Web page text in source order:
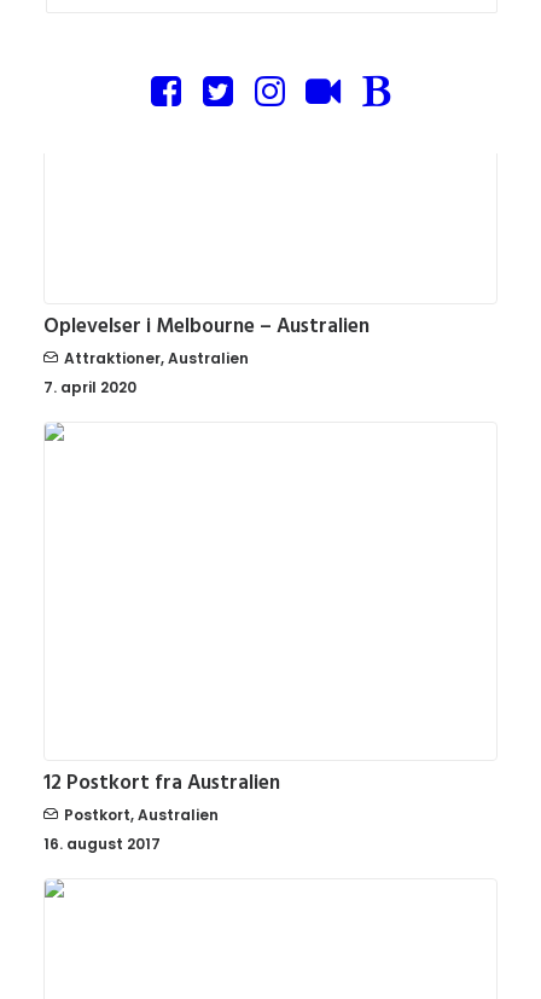
Oplevelser i Melbourne – Australien
Attraktioner,Australien
7. april 2020
12 Postkort fra Australien
Postkort,Australien
16. august 2017